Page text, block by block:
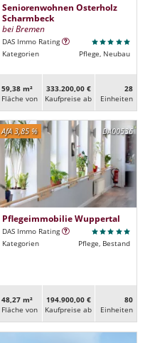
Seniorenwohnen Osterholz
Scharmbeck
bei Bremen
DAS Immo Rating
Kategorien
Pflege, Neubau
59,38 m²
Fläche von
333.200,00 €
Kaufpreise ab
28
Ein­heiten
DA00536
AfA 3,85 %
Pflegeimmobilie Wuppertal
DAS Immo Rating
Kategorien
Pflege, Bestand
48,27 m²
Fläche von
194.900,00 €
Kaufpreise ab
80
Ein­heiten